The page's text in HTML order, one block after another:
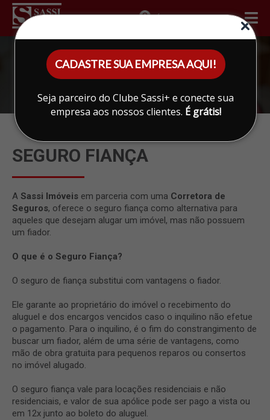
CADASTRE SUA EMPRESA AQUI!
Seja parceiro do Clube Sassi+ e conecte sua
empresa aos nossos clientes. É grátis!
ÁREA DO CLIENTE
SEGURO FIANÇA
A Sassi Imóveis em parceria com uma Corretora de
Seguros, oferece o seguro fiança como alternativa para
aqueles que desejam alugar um imóvel, mas não possuem
um fiador.
O que é o Seguro Fiança?
O seguro de fiança substitui com vantagens o fiador.
Ele garante ao proprietário do imóvel o recebimento do
aluguel e dos encargos vencidos caso o inquilino não efetue
o pagamento. Para o inquilino, é o fim do constrangimento de
buscar um fiador, além de uma série de vantagens, como
mão de obra gratuita para pequenos reparos ou consertos
no imóvel alugado.
O seguro fiança vale para locações residenciais e não
residenciais, e valor de sua apólice pode ser pago a vista ou
em 12x junto ao boleto do aluguel.